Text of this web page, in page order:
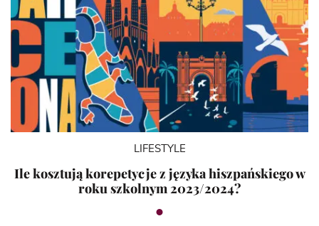
LIFESTYLE
Ile kosztują korepetycje z języka hiszpańskiego w
roku szkolnym 2023/2024?